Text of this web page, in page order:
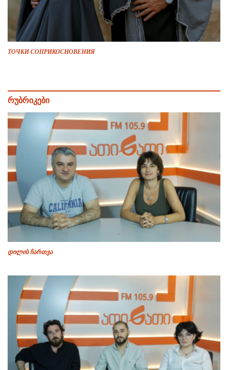
ТОЧКИ СОПРИКОСНОВЕНИЯ
რუბრიკები
დილის ჩართვა